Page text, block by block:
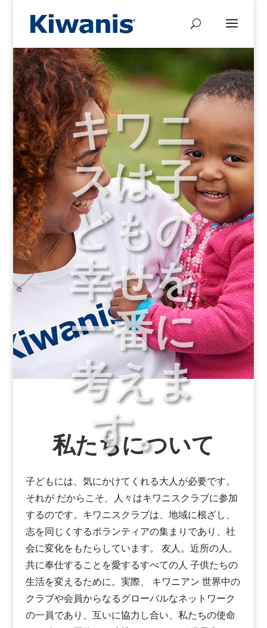
キワニ
スは子
どもの
幸せを
一番に
考えま
す。
私たちについて
子どもには、気にかけてくれる大人が必要です。
それがだからこそ、人々はキワニスクラブに参加
するのです。キワニスクラブは、地域に根ざし、
志を同じくするボランティアの集まりであり、社
会に変化をもたらしています。 友人。近所の人。
共に奉仕することを愛するすべての人 子供たちの
生活を変えるために。実際、 キワニアン 世界中の
クラブや会員からなるグローバルなネットワーク
の一員であり、互いに協力し合い、私たちの使命